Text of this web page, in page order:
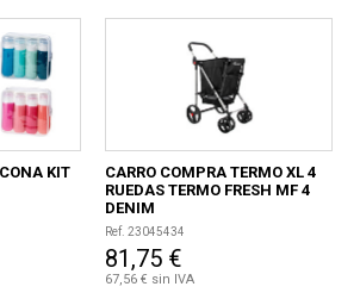
KIT
CARRO COMPRA TERMO XL 4
RUEDAS TERMO FRESH MF 4
DENIM
Ref. 23045434
81,75 €
67,56 € sin IVA